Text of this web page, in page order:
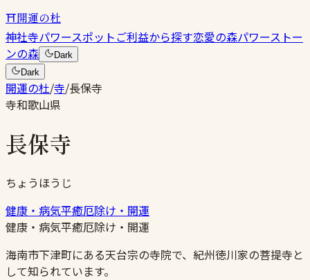
⛩開運の杜
神社寺パワースポットご利益から探す恋愛の森パワーストー
ンの森
Dark
Dark
開運の杜/寺/長保寺
寺和歌山県
長保寺
ちょうほうじ
健康・病気平癒厄除け・開運
健康・病気平癒厄除け・開運
海南市下津町にある天台宗の寺院で、紀州徳川家の菩提寺と
して知られています。